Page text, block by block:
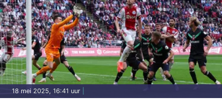
18 mei 2025, 16:41 uur